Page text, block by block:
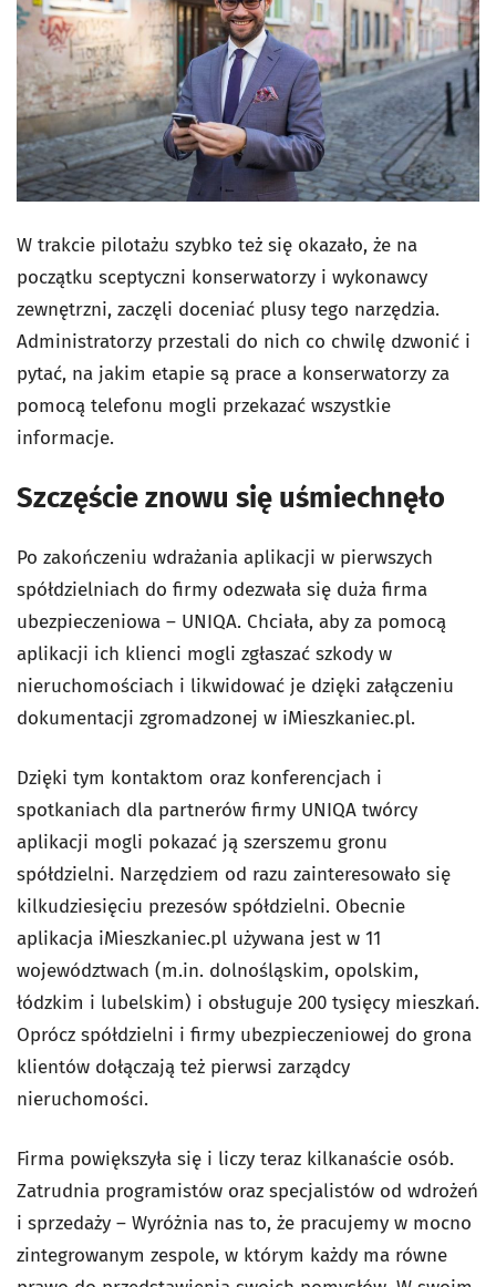
W trakcie pilotażu szybko też się okazało, że na
początku sceptyczni konserwatorzy i wykonawcy
zewnętrzni, zaczęli doceniać plusy tego narzędzia.
Administratorzy przestali do nich co chwilę dzwonić i
pytać, na jakim etapie są prace a konserwatorzy za
pomocą telefonu mogli przekazać wszystkie
informacje.
Szczęście znowu się uśmiechnęło
Po zakończeniu wdrażania aplikacji w pierwszych
spółdzielniach do firmy odezwała się duża firma
ubezpieczeniowa – UNIQA. Chciała, aby za pomocą
aplikacji ich klienci mogli zgłaszać szkody w
nieruchomościach i likwidować je dzięki załączeniu
dokumentacji zgromadzonej w iMieszkaniec.pl.
Dzięki tym kontaktom oraz konferencjach i
spotkaniach dla partnerów firmy UNIQA twórcy
aplikacji mogli pokazać ją szerszemu gronu
spółdzielni. Narzędziem od razu zainteresowało się
kilkudziesięciu prezesów spółdzielni. Obecnie
aplikacja iMieszkaniec.pl używana jest w 11
województwach (m.in. dolnośląskim, opolskim,
łódzkim i lubelskim) i obsługuje 200 tysięcy mieszkań.
Oprócz spółdzielni i firmy ubezpieczeniowej do grona
klientów dołączają też pierwsi zarządcy
nieruchomości.
Firma powiększyła się i liczy teraz kilkanaście osób.
Zatrudnia programistów oraz specjalistów od wdrożeń
i sprzedaży – Wyróżnia nas to, że pracujemy w mocno
zintegrowanym zespole, w którym każdy ma równe